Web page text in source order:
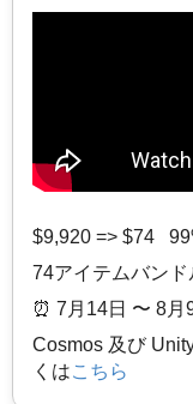
$9,920 => $74
74アイテムバンド
⏰️ 7月14日 〜 8
Cosmos 及び
くはこちら